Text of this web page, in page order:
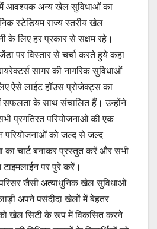
में आवश्यक अन्य खेल सुविधाओं का
स्टेडियम राज्य स्तरीय खेल
के लिए हर प्रकार से सक्षम रहे।
पर विस्तार से चर्चा करते हुये कहा
सागर की नागरिक सुविधाओं
ऐसे लाईट हॉउस प्रोजेक्ट्स का
सफलता के साथ संचालित हैं। उन्होंने
प्रगतिरत परियोजनाओं की एक
परियोजनाओं को जल्द से जल्द
का चार्ट बनाकर प्रस्तुत करें और सभी
टाइमलाईन पर पुरे करें।
जैसी अत्याधुनिक खेल सुविधाओं
अपने पसंदीदा खेलों में बेहतर
खेल सिटी के रूप में विकसित करने